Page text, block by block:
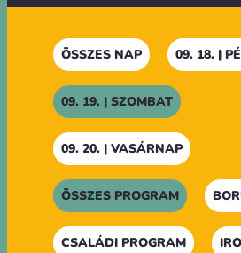
ÖSSZES NAP 09. 18. |
09. 19. | SZOMBAT
09. 20. | VASÁRNAP
ÖSSZES PROGRAM
CSALÁDI PROGRAM